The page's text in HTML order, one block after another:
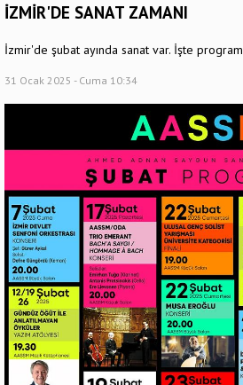
İZMİR'DE SANAT ZAMANI
İzmir'de şubat ayında sanat var. İşte program
31 Ocak 2025 - Cuma 10:34